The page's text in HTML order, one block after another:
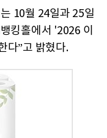
10월 24일과 25일
킹홀에서 '2026 이
다”고 밝혔다.